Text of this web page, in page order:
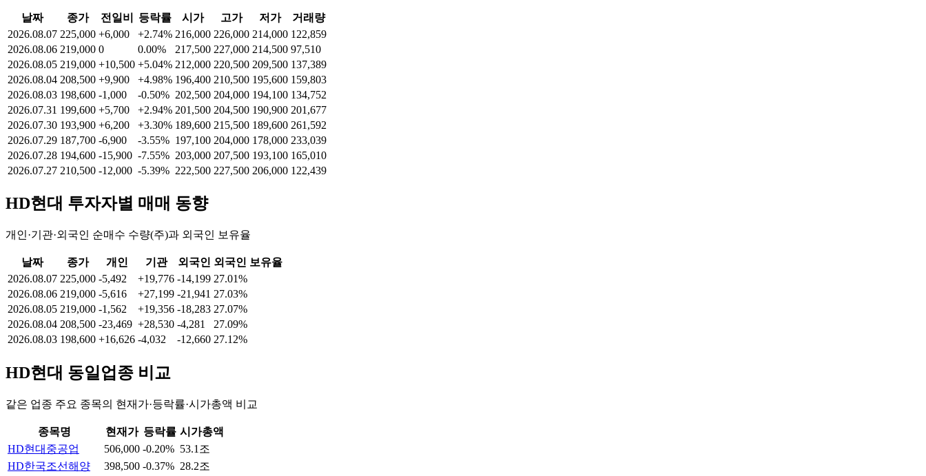
날짜 종가 전일비 등락률 시가 고가 저가
거래량
2026.08.07 225,000 +6,000 +2.74% 216,000 226,000 214,000 122,859
2026.08.06 219,000 0 0.00% 217,500 227,000 214,500 97,510
2026.08.05 219,000 +10,500 +5.04% 212,000 220,500 209,500 137,389
2026.08.04 208,500 +9,900 +4.98% 196,400 210,500 195,600 159,803
2026.08.03 198,600 -1,000 -0.50% 202,500 204,000 194,100 134,752
2026.07.31 199,600 +5,700 +2.94% 201,500 204,500 190,900 201,677
2026.07.30 193,900 +6,200 +3.30% 189,600 215,500 189,600 261,592
2026.07.29 187,700 -6,900 -3.55% 197,100 204,000 178,000 233,039
2026.07.28 194,600 -15,900 -7.55% 203,000 207,500 193,100 165,010
2026.07.27 210,500 -12,000 -5.39% 222,500 227,500 206,000 122,439
HD현대 투자자별 매매 동향
개인·기관·외국인 순매수 수량(주)과 외국인 보유율
날짜 종가 개인 기관 외국인 외국인 보유율
2026.08.07 225,000 -5,492 +19,776 -14,199 27.01%
2026.08.06 219,000 -5,616 +27,199 -21,941 27.03%
2026.08.05 219,000 -1,562 +19,356 -18,283 27.07%
2026.08.04 208,500 -23,469 +28,530 -4,281
27.09%
2026.08.03 198,600 +16,626 -4,032 -12,660 27.12%
HD현대 동일업종 비교
같은 업종 주요 종목의 현재가·등락률·시가총액 비교
종목명 현재가 등락률 시가총액
HD현대중공업
506,000 -0.20% 53.1조
HD한국조선해양
398,500 -0.37% 28.2조